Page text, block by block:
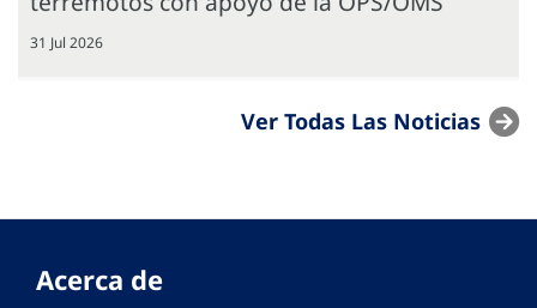
31 Jul 2026
Ver Todas Las Noticias
Acerca de